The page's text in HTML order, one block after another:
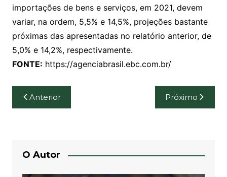
importações de bens e serviços, em 2021, devem
variar, na ordem, 5,5% e 14,5%, projeções bastante
próximas das apresentadas no relatório anterior, de
5,0% e 14,2%, respectivamente.
FONTE: https://agenciabrasil.ebc.com.br/
Navegação
de
Anterior Próximo
O Autor